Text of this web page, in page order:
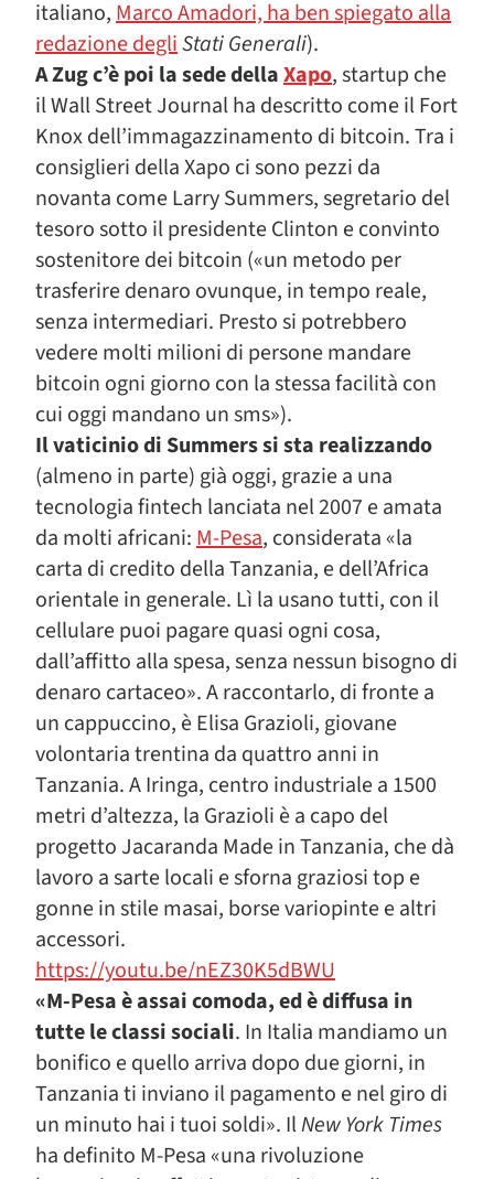
italiano,Marco Amadori, ha ben spiegato alla
redazione degliStati Generali).
A Zug c’è poi la sede dellaXapo, startup che
il Wall Street Journal ha descritto come il Fort
Knox dell’immagazzinamento di bitcoin. Tra i
consiglieri della Xapo ci sono pezzi da
novanta come Larry Summers, segretario del
tesoro sotto il presidente Clinton e convinto
sostenitore dei bitcoin («un metodo per
trasferire denaro ovunque, in tempo reale,
senza intermediari. Presto si potrebbero
vedere molti milioni di persone mandare
bitcoin ogni giorno con la stessa facilità con
cui oggi mandano un sms»).
Il vaticinio di Summers si sta realizzando
(almeno in parte) già oggi, grazie a una
tecnologia fintech lanciata nel 2007 e amata
da molti africani:M-Pesa, considerata «la
carta di credito della Tanzania, e dell’Africa
orientale in generale. Lì la usano tutti, con il
cellulare puoi pagare quasi ogni cosa,
dall’affitto alla spesa, senza nessun bisogno di
denaro cartaceo». A raccontarlo, di fronte a
un cappuccino, è Elisa Grazioli, giovane
volontaria trentina da quattro anni in
Tanzania. A Iringa, centro industriale a 1500
metri d’altezza, la Grazioli è a capo del
progetto Jacaranda Made in Tanzania, che dà
lavoro a sarte locali e sforna graziosi top e
gonne in stile masai, borse variopinte e altri
accessori.
https://youtu.be/nEZ30K5dBWU
«M-Pesa è assai comoda, ed è diffusa in
tutte le classi sociali. In Italia mandiamo un
bonifico e quello arriva dopo due giorni, in
Tanzania ti inviano il pagamento e nel giro di
un minuto hai i tuoi soldi». IlNew York Times
ha definito M-Pesa «una rivoluzione